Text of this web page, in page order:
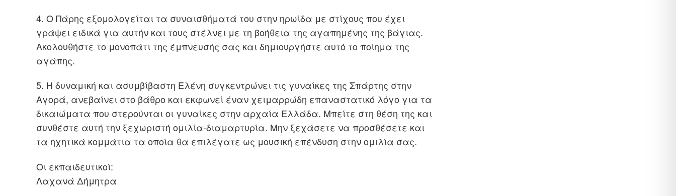
4. Ο Πάρης εξομολογείται τα συναισθήματά του στην ηρωίδα με στίχους που έχει
γράψει ειδικά για αυτήν και τους στέλνει με τη βοήθεια της αγαπημένης της βάγιας.
Ακολουθήστε το μονοπάτι της έμπνευσής σας και δημιουργήστε αυτό το ποίημα της
αγάπης.
5. Η δυναμική και ασυμβίβαστη Ελένη συγκεντρώνει τις γυναίκες της Σπάρτης στην
Αγορά, ανεβαίνει στο βάθρο και εκφωνεί έναν χειμαρρώδη επαναστατικό λόγο για τα
δικαιώματα που στερούνται οι γυναίκες στην αρχαία Ελλάδα. Μπείτε στη θέση της και
συνθέστε αυτή την ξεχωριστή ομιλία-διαμαρτυρία. Μην ξεχάσετε να προσθέσετε και
τα ηχητικά κομμάτια τα οποία θα επιλέγατε ως μουσική επένδυση στην ομιλία σας.
Οι εκπαιδευτικοί:
Λαχανά Δήμητρα